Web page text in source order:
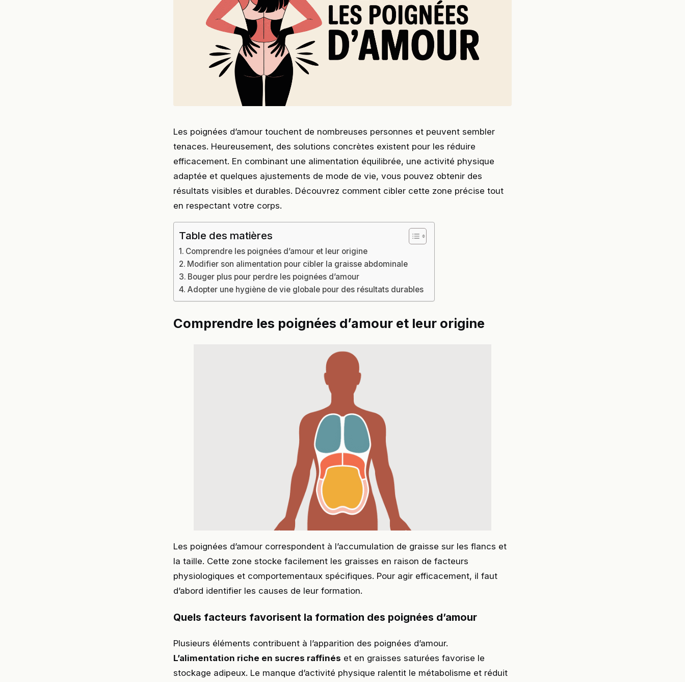
Les poignées d’amour touchent de nombreuses personnes et peuvent sembler
tenaces. Heureusement, des solutions concrètes existent pour les réduire
efficacement. En combinant une alimentation équilibrée, une activité physique
adaptée et quelques ajustements de mode de vie, vous pouvez obtenir des
résultats visibles et durables. Découvrez comment cibler cette zone précise tout
en respectant votre corps.
Table des matières
Comprendre les poignées d’amour et leur origine
Modifier son alimentation pour cibler la graisse abdominale
Bouger plus pour perdre les poignées d’amour
Adopter une hygiène de vie globale pour des résultats durables
Comprendre les poignées d’amour et leur origine
Les poignées d’amour correspondent à l’accumulation de graisse sur les flancs et
la taille. Cette zone stocke facilement les graisses en raison de facteurs
physiologiques et comportementaux spécifiques. Pour agir efficacement, il faut
d’abord identifier les causes de leur formation.
Quels facteurs favorisent la formation des poignées d’amour
Plusieurs éléments contribuent à l’apparition des poignées d’amour.
L’alimentation riche en sucres raffinés et en graisses saturées favorise le
stockage adipeux. Le manque d’activité physique ralentit le métabolisme et réduit